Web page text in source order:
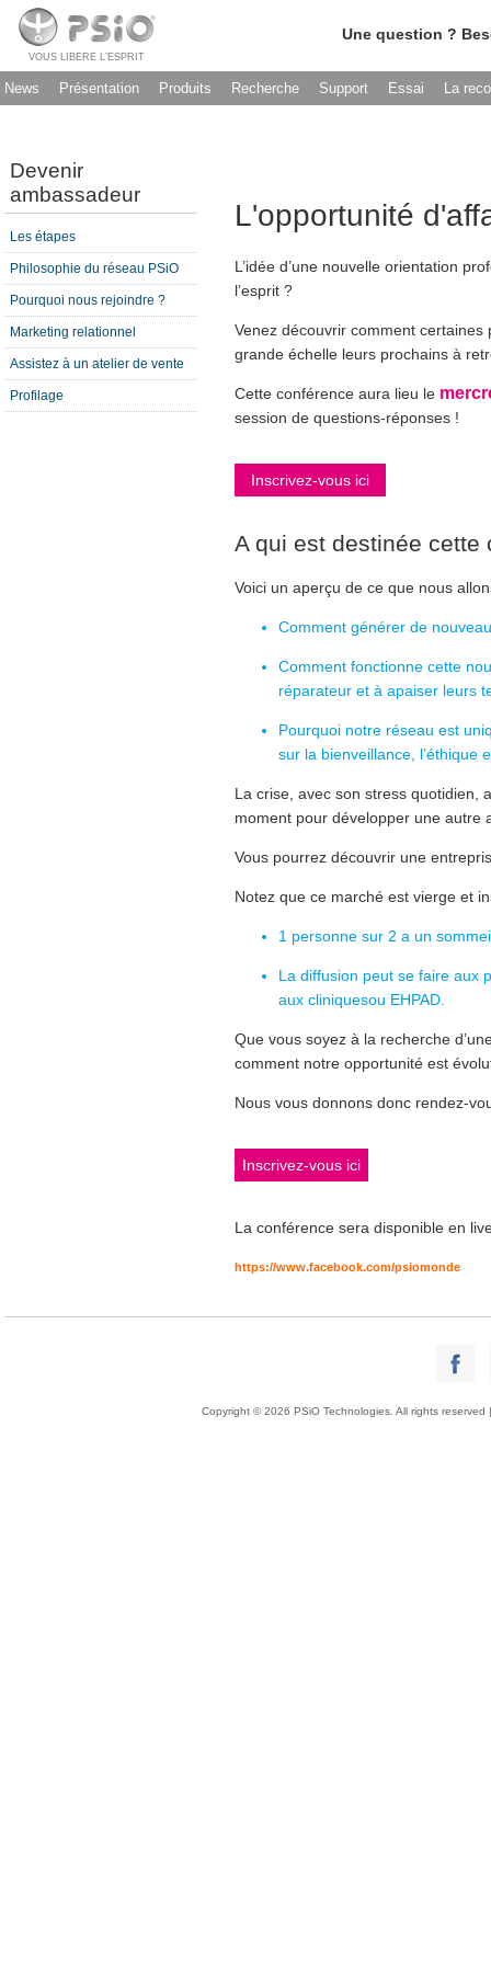
VOUS LIBERE L’ESPRIT
Une question ?
News Présentation Produits Recherche Support Essai La
Devenir
ambassadeur
Les étapes
Philosophie du réseau PSiO
Pourquoi nous rejoindre ?
Marketing relationnel
Assistez à un atelier de vente
Profilage
L'opportunité
L’idée d’une nouvelle orientation
l’esprit ?
Venez découvrir comment
grande échelle leurs prochains à
Cette conférence aura lieu le
session de questions-réponses !
Inscrivez-vous ici
A qui est destinée cette
Voici un aperçu de ce que nous
Comment générer de
Comment fonctionne cette
réparateur et à apaiser leurs
Pourquoi notre réseau est
sur la bienveillance, l’éthique
La crise, avec son stress quotidien,
moment pour développer une autre
Vous pourrez découvrir une
Notez que ce marché est vierge et
1 personne sur 2 a un
La diffusion peut se faire aux
aux cliniquesou EHPAD.
Que vous soyez à la recherche
comment notre opportunité est
Nous vous donnons donc rendez-
Inscrivez-vous ici
La conférence sera disponible en
https://www.facebook.com/psiomonde
Copyright © 2026 PSiO Technologies. All rights reserved